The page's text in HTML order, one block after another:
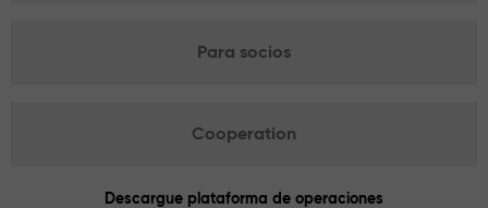
Para socios
Cooperation
Descargue plataforma de operaciones